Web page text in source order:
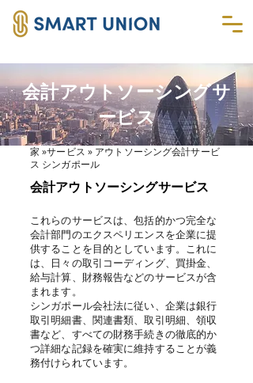
会計アウトソーシングサ
ービス
家 »サービス » アウトソーシング会計サービ
ス シンガポール
会計アウトソーシングサービス
これらのサービスは、包括的かつ完全な
会計部門のエクスペリエンスを企業に提
供することを目的としています。これに
は、日々の取引コーディング、買掛金、
給与計算、財務報告などのサービスが含
まれます。
シンガポール会社法に従い、企業は銀行
取引明細書、関連書類、取引明細、領収
書など、すべての財務手続きの徹底的か
つ詳細な記録を確実に維持することが義
務付けられています。